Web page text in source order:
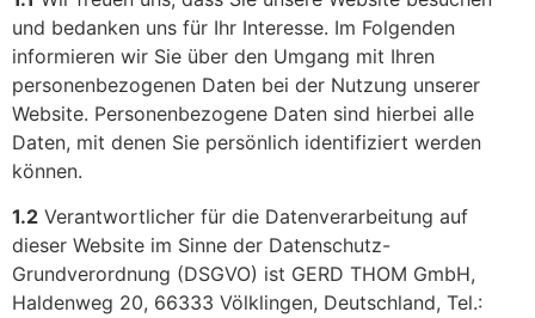
und bedanken uns für Ihr Interesse. Im Folgenden
informieren wir Sie über den Umgang mit Ihren
personenbezogenen Daten bei der Nutzung unserer
Website. Personenbezogene Daten sind hierbei alle
Daten, mit denen Sie persönlich identifiziert werden
können.
1.2 Verantwortlicher für die Datenverarbeitung auf
dieser Website im Sinne der Datenschutz-
Grundverordnung (DSGVO) ist GERD THOM GmbH,
Haldenweg 20, 66333 Völklingen, Deutschland, Tel.: